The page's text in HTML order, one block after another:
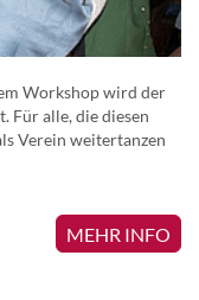
Workshop wird der
Für alle, die diesen
Verein weitertanzen
MEHR INFO